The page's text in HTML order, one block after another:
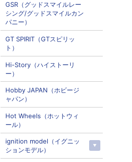
GSR（グッドスマイルレー
シング/グッドスマイルカン
パニー）
GT SPIRIT（GTスピリッ
ト）
Hi-Story（ハイストーリ
ー）
Hobby JAPAN（ホビージ
ャパン）
Hot Wheels（ホットウィ
ール）
ignition model（イグニッ
ションモデル）